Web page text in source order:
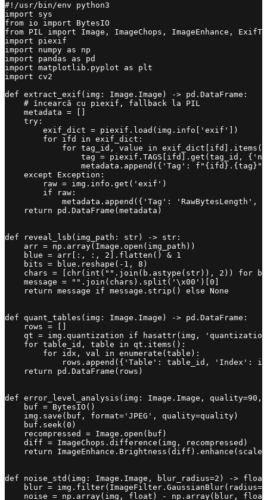
#!/usr/bin/env python3
import sys
from io import BytesIO
from PIL import Image, ImageChops, ImageEnhance,
import piexif
import numpy as np
import pandas as pd
import matplotlib.pyplot as plt
import cv2
def extract_exif(img: Image.Image) -> pd.DataFrame:
    # încearcă cu piexif, fallback la PIL
    metadata = []
    try:
        exif_dict = piexif.load(img.info['exif'])
        for ifd in exif_dict:
for tag_id, value in
tag = piexif.TAGS[ifd].get(tag_id,
metadata.append({'Tag':
    except Exception:
        raw = img.info.get('exif')
        if raw:
metadata.append({'Tag': 'RawBytesLength',
    return pd.DataFrame(metadata)
def reveal_lsb(img_path: str) -> str:
    arr = np.array(Image.open(img_path))
    blue = arr[:, :, 2].flatten() & 1
    bits = blue.reshape(-1, 8)
chars = [chr(int("".join(b.astype(str)), 2)) for b
    message = "".join(chars).split('\x00')[0]
    return message if message.strip() else None
def quant_tables(img: Image.Image) -> pd.DataFrame:
    rows = []
qt = img.quantization if hasattr(img,
    for table_id, table in qt.items():
        for idx, val in enumerate(table):
rows.append({'Table': table_id, 'Index':
    return pd.DataFrame(rows)
def error_level_analysis(img: Image.Image, quality=90,
    buf = BytesIO()
    img.save(buf, format='JPEG', quality=quality)
    buf.seek(0)
    recompressed = Image.open(buf)
    diff = ImageChops.difference(img, recompressed)
    return ImageEnhance.Brightness(diff).enhance(scale)
def noise_std(img: Image.Image, blur_radius=2) ->
blur =
noise = np.array(img, float) - np.array(blur,